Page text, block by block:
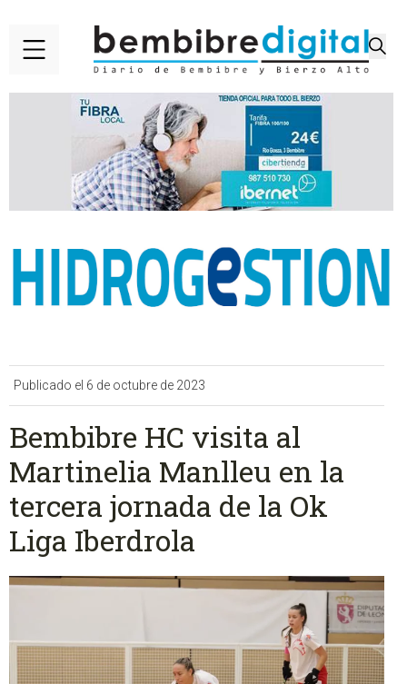
Publicado el 6 de octubre de 2023
Bembibre HC visita al
Martinelia Manlleu en la
tercera jornada de la Ok
Liga Iberdrola